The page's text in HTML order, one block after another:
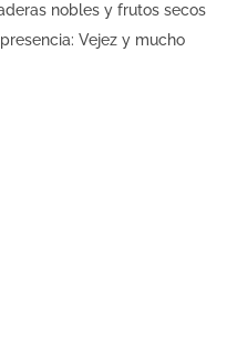
nobles y frutos secos
Vejez y mucho